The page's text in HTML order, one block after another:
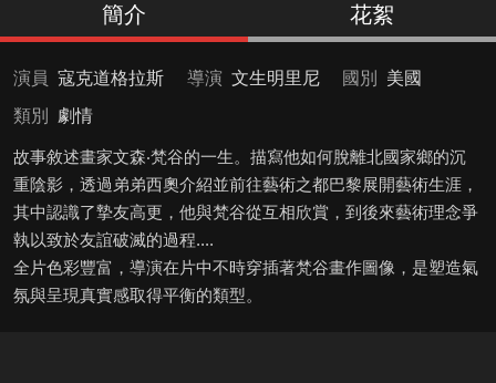
簡介 花絮
演員 寇克道格拉斯 導演 文生明里尼 國別
美國
類別
劇情
故事敘述畫家文森‧梵谷的一生。描寫他如何脫離北國家鄉的沉
重陰影，透過弟弟西奧介紹並前往藝術之都巴黎展開藝術生涯，
其中認識了摯友高更，他與梵谷從互相欣賞，到後來藝術理念爭
執以致於友誼破滅的過程....
全片色彩豐富，導演在片中不時穿插著梵谷畫作圖像，是塑造氣
氛與呈現真實感取得平衡的類型。